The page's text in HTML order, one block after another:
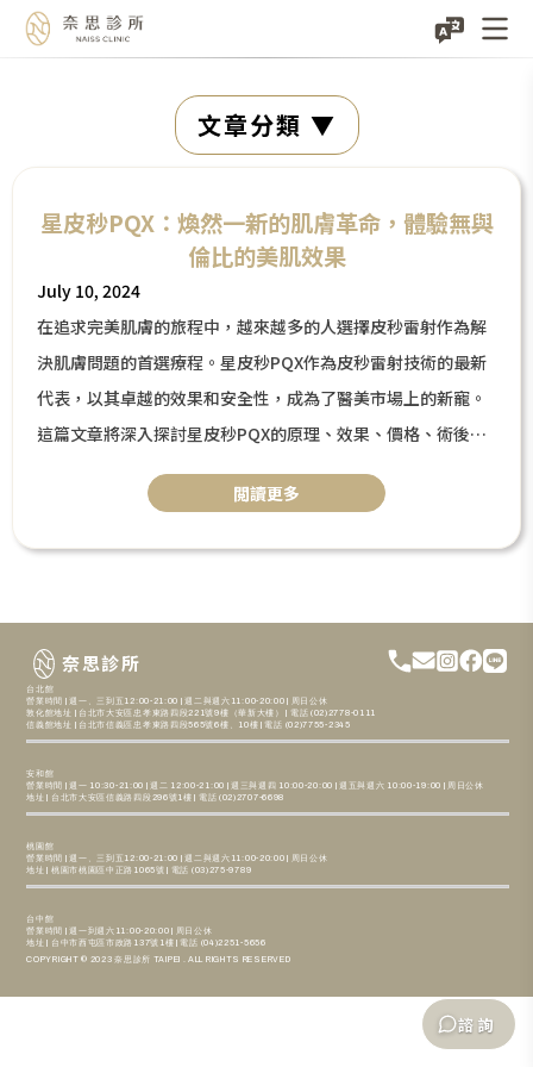
文章分類
星皮秒PQX：煥然一新的肌膚革命，體驗無與
倫比的美肌效果
July 10, 2024
在追求完美肌膚的旅程中，越來越多的人選擇皮秒雷射作為解
決肌膚問題的首選療程。星皮秒PQX作為皮秒雷射技術的最新
代表，以其卓越的效果和安全性，成為了醫美市場上的新寵。
這篇文章將深入探討星皮秒PQX的原理、效果、價格、術後保
養，幫助你了解這項技術，做出最適合自己的美容決策。
閲讀更多
奈思診所
台北館
營業時間 | 週一、三到五12:00-21:00 | 週二與週六11:00-20:00 | 周日公休
敦化館地址 | 台北市大安區忠孝東路四段221號9樓（華新大樓） | 電話 (02)2778-0111
信義館地址 | 台北市信義區忠孝東路四段565號6樓、10樓 | 電話 (02)7755-2345
安和館
營業時間 | 週一 10:30-21:00 | 週二 12:00-21:00 | 週三與週四 10:00-20:00 | 週五與週六 10:00-19:00 | 周日公休
地址 | 台北市大安區信義路四段296號1樓 | 電話 (02)2707-6698
桃園館
營業時間 | 週一、三到五12:00-21:00 | 週二與週六11:00-20:00 | 周日公休
地址 | 桃園市桃園區中正路1065號 | 電話 (03)275-9789
台中館
營業時間 | 週一到週六11:00-20:00 | 周日公休
地址 | 台中市西屯區市政路137號1樓 | 電話 (04)2251-5656
COPYRIGHT © 2023 奈思診所 TAIPEI . ALL RIGHTS RESERVED
諮詢